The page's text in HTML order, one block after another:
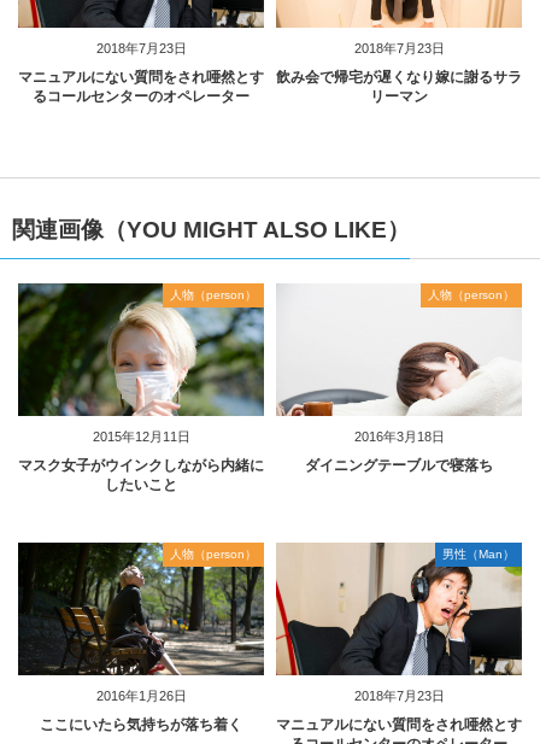
2018年7月23日
マニュアルにない質問をされ唖然とす
るコールセンターのオペレーター
2018年7月23日
飲み会で帰宅が遅くなり嫁に謝るサラ
リーマン
関連画像（YOU MIGHT ALSO LIKE）
2015年12月11日
人物（person）
マスク女子がウインクしながら内緒に
したいこと
2016年3月18日
人物（person）
ダイニングテーブルで寝落ち
2016年1月26日
人物（person）
ここにいたら気持ちが落ち着く
2018年7月23日
男性（Man）
マニュアルにない質問をされ唖然とす